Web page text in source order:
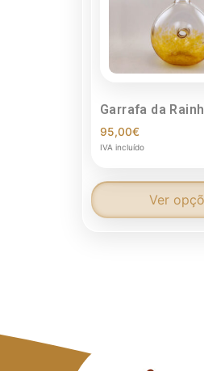
Garrafa da
95,00€
IVA incluído
Ver